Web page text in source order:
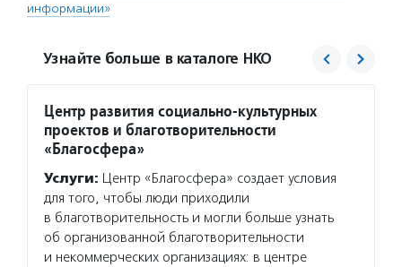
информации»
Узнайте больше в каталоге НКО
Центр развития социально-культурных
проектов и благотворительности
«Благосфера»
Услуги: Центр «Благосфера» создает условия
для того, чтобы люди приходили
в благотворительность и могли больше узнать
об организованной благотворительности
и некоммерческих организациях: в центре